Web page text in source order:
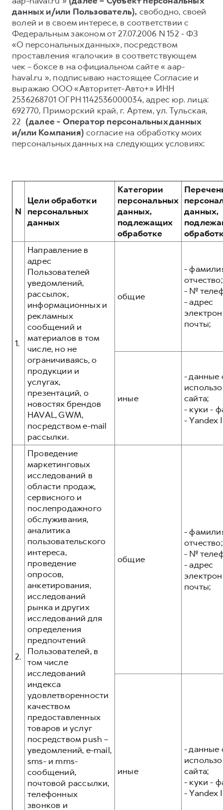
DARGO
от 3 199 000 ₽
DARGO X
от 3 499 000 ₽
F7
от 2 899 000 ₽
F7X
от 3 599 000 ₽
POER
от 3 449 000 ₽
Тест-драйв
Трейд-ин
КРЕДИТ И СТРАХОВАНИЕ
Кредитный калькулятор
Страхование
Кредит
КОРПОРАТИВНЫМ КЛИЕНТАМ
Крупным корпоративным клиентам
Система управления автопарком
Сервис для корпоративных клиентов
HAVAL Лизинг
АКСЕССУАРЫ HAVAL
Автомобильные аксессуары
Коллекция CITY
Коллекция Базовая
Коллекция Детская
СЕРВИСНОЕ ОБСЛУЖИВАНИЕ
Нулевое ТО
Программа «Помощь на дороге»
Регламенты технического обслуживания
Электронный ПТС
ПОДДЕРЖКА
GWM Безопасность
Гарантия HAVAL
Руководства по эксплуатации
Подписки
Автомобильные аксессуары
Коллекция CITY
Коллекция Базовая
Коллекция Детская
О дилере
Наша команда
Контакты
данных и/или Пользователь), свободно, своей
волей и в своем интересе, в соответствии с
Федеральным законом от 27.07.2006 N 152 - ФЗ
«О персональных данных», посредством
проставления «галочки» в соответствующем
чек – боксе в на официальном сайте « aap-
haval.ru », подписываю настоящее Согласие и
выражаю ООО «Авторитет-Авто+» ИНН
2536268701 ОГРН 1142536000034, адрес юр. лица:
692770, Приморский край, г. Артем, ул. Тульская,
22 (далее - Оператор персональных данных
и/или Компания) согласие на обработку моих
персональных данных на следующих условиях:
N
Цели обработки
персональных
данных
Категории
персональных
данных,
подлежащих
обработке
данных,
1.
Направление в
адрес
Пользователей
уведомлений,
рассылок,
информационных и
рекламных
сообщений и
материалов в том
числе, но не
ограничиваясь, о
продукции и
услугах,
презентаций, о
новостях брендов
HAVAL, GWM,
посредством e-mail
рассылки.
общие
-
отчество;
- №
- адрес
почты;
иные
- данные
сайта;
- куки -
- Yandex
2.
Проведение
маркетинговых
исследований в
области продаж,
сервисного и
послепродажного
обслуживания,
аналитика
пользовательского
интереса,
проведение
опросов,
анкетирования,
исследований
рынка и других
исследований для
определения
предпочтений
Пользователей, в
том числе
исследований
индекса
удовлетворенности
качеством
предоставленных
товаров и услуг
посредством push –
уведомлений, e-mail,
sms- и mms-
сообщений,
почтовой рассылки,
телефонных
звонков и
общие
-
отчество;
- №
- адрес
почты;
иные
- данные
сайта;
- куки -
- Yandex